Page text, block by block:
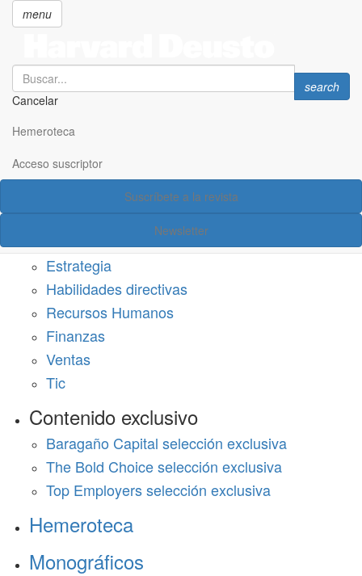
principal
menu
Search
Cancelar
Search
search
Hemeroteca
Acceso suscriptor
Suscríbete a la revista
Newsletter
Acceso suscriptor
Estrategia
Habilidades directivas
Recursos Humanos
Finanzas
Ventas
Tic
Contenido exclusivo
Baragaño Capital selección exclusiva
The Bold Choice selección exclusiva
Top Employers selección exclusiva
Hemeroteca
Monográficos